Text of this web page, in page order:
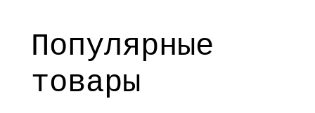
Популярные
товары